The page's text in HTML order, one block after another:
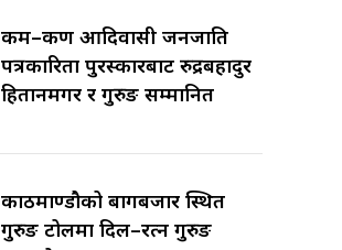
कर्म–कर्ण आदिवासी जनजाति
पत्रकारिता पुरस्कारबाट रुद्रबहादुर
हितानमगर र गुरुङ सम्मानित
काठमाण्डौको बागबजार स्थित
गुरुङ टोलमा दिल–रत्न गुरुङ